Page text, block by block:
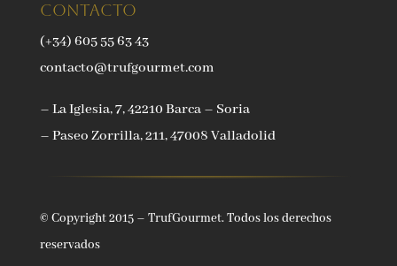
Contacto
(+34) 605 55 63 43
contacto@trufgourmet.com
– La Iglesia, 7, 42210 Barca – Soria
– Paseo Zorrilla, 211, 47008 Valladolid
© Copyright 2015 – TrufGourmet. Todos los derechos
reservados